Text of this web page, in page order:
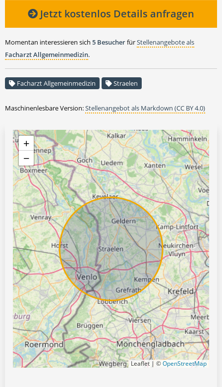
Jetzt kostenlos Details anfragen
Momentan interessieren sich 5 BesucherfürStellenangebote als
Facharzt Allgemeinmedizin.
Facharzt Allgemeinmedizin Straelen
Maschinenlesbare Version:Stellenangebot als Markdown (CC BY 4.0)
+
−
Leaflet | ©OpenStreetMap